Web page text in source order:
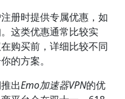
册时提供专属优惠，如
这类优惠通常比较实
购买前，详细比较不同
的方案。
出Emo加速器VPN的优